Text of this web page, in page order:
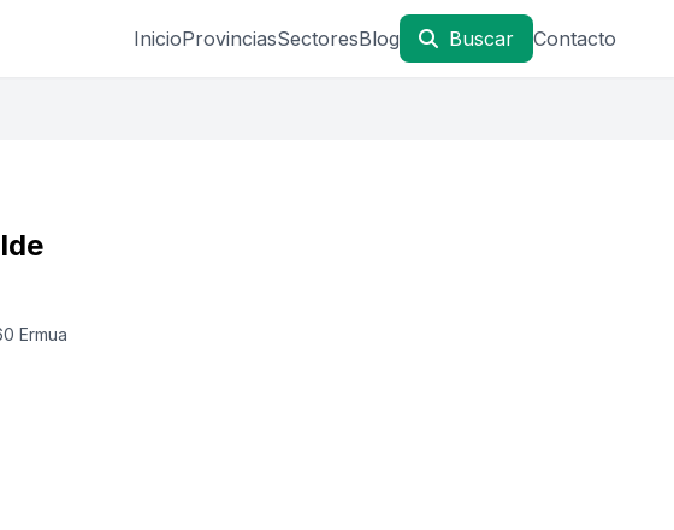
InicioProvinciasSectoresBlog Buscar Contacto
Ermua